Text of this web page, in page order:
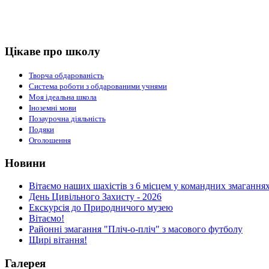
Цікаве про школу
Творча обдарованість
Система роботи з обдарованими учнями
Моя ідеальна школа
Іноземні мови
Позаурочна діяльність
Подяки
Оголошення
Новини
Вітаємо наших шахістів з 6 місцем у командних
День Цивільного Захисту - 2026
Екскурсія до Природничого музею
Вітаємо!
Районні змагання "Пліч-о-пліч" з масового футболу
Щирі вітання!
Галерея